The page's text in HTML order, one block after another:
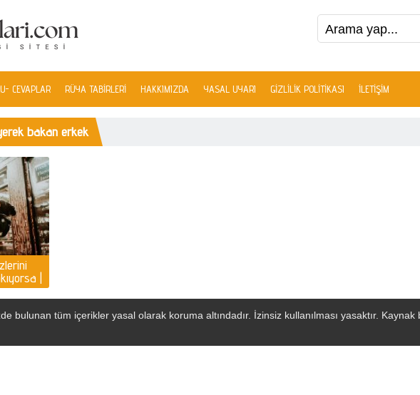
CEVAPLAR RÜYA TABIRLERI HAKKIMIZDA YASAL UYARI GIZLILIK POLITIKASI İLETIŞIM
bakan erkek
|
bulunan tüm içerikler yasal olarak koruma altındadır. İzinsiz kullanılması yasaktır. Kaynak